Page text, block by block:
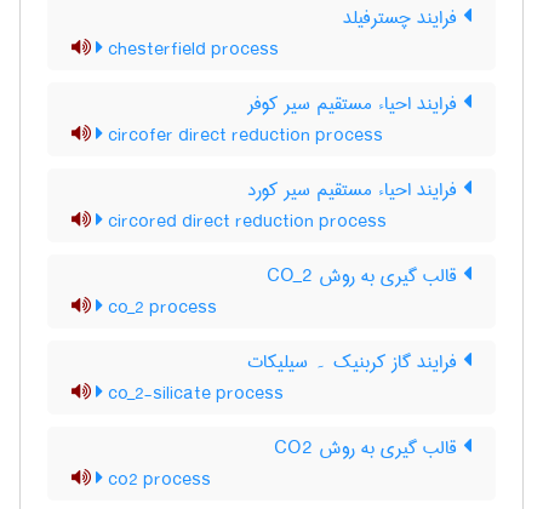
فرایند چسترفیلد
chesterfield process
فرایند احیاء مستقیم سیر کوفر
circofer direct reduction process
فرایند احیاء مستقیم سیر کورد
circored direct reduction process
قالب گیری به روش CO_2
co_2 process
فرایند گاز کربنیک ۔ سیلیکات
co_2-silicate process
قالب گیری به روش CO2
co2 process